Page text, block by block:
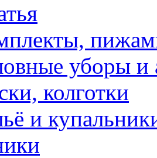
уборы и
колготки
и